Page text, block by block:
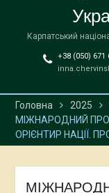
У
Карпатський
+38 (050) 671
Головна 2025
МІЖНАРОДНИЙ
ОРІЄНТИР НАЦІЇ.